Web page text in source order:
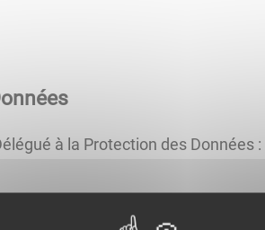
à la Protection des Données :